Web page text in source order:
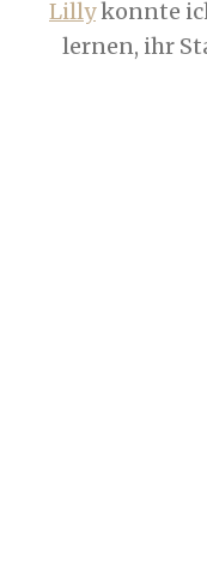
Lillykonnte
lernen, ihr